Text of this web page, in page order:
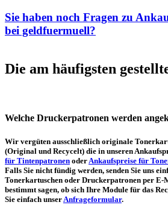
Sie haben noch Fragen zu
bei geldfuermuell?
Die am häufigsten
Welche Druckerpatronen werden
Wir vergüten ausschließlich originale
(Original und Recycelt) die in unseren
für Tintenpatronen oderAnkaufspreise für
Falls Sie nicht fündig werden, senden Sie uns
Tonerkartuschen oder Druckerpatronen per E-
bestimmt sagen, ob sich Ihre Module für das
Sie einfach unserAnfrageformular.